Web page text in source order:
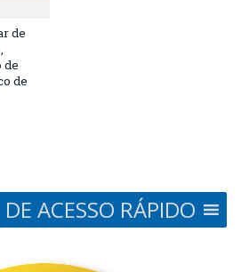
de
de
de
ACESSO RÁPIDO